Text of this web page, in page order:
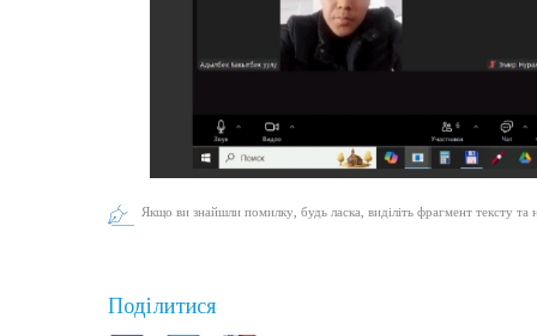
Якщо ви знайшли помилку, будь ласка, виділіть фрагмент тексту та
Поділитися